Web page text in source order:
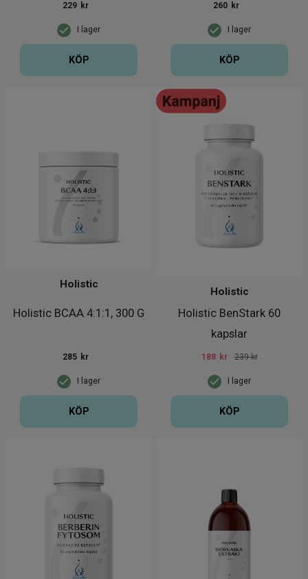
I lager
229 kr
KÖP
I lager
260 kr
KÖP
Holistic BCAA 4:1:1, 300 G
Holistic
I lager
285 kr
KÖP
Holistic BenStark 60
kapslar
Holistic
I lager
188 kr 239 kr
KÖP